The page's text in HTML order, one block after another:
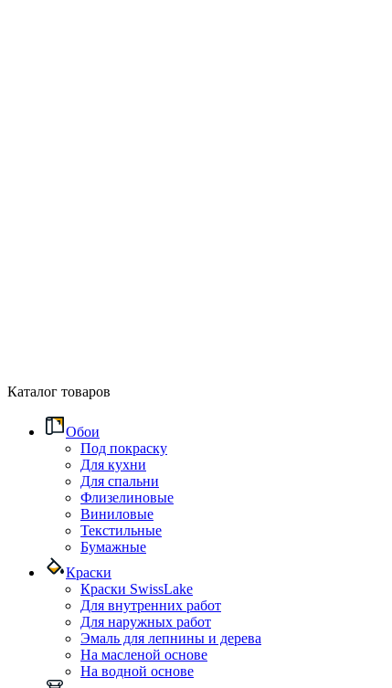
Каталог товаров
Обои
Под покраску
Для кухни
Для спальни
Флизелиновые
Виниловые
Текстильные
Бумажные
Краски
Краски SwissLake
Для внутренних работ
Для наружных работ
Эмаль для лепнины и дерева
На масленой основе
На водной основе